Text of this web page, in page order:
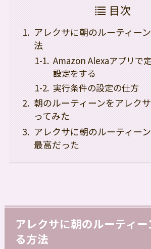
目次
アレクサに朝のルーティー
法
Amazon Alexaアプリで
設定をする
実行条件の設定の仕方
朝のルーティーンをアレク
ってみた
アレクサに朝のルーティー
最高だった
アレクサに朝のルーティ
る方法